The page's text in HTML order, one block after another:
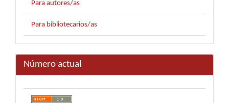
Para autores/as
Para bibliotecarios/as
Número actual